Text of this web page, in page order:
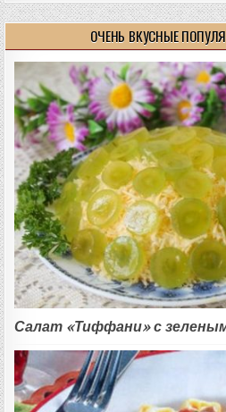
ОЧЕНЬ ВКУСНЫЕ
Салат «Тиффани» с